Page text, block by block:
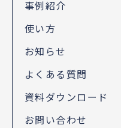
事例紹介
使い方
お知らせ
よくある質問
資料ダウンロード
お問い合わせ